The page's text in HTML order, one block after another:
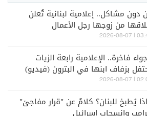
دون مشاكل.. إعلامية لبنانية تُعلن
من زوجها رجل الأعمال
03:42 |
فاخرة.. الإعلامية رابعة الزيات
بزفاف ابنها في البترون (فيديو)
02:07 |
يُطبخ للبنان؟ كلامٌ عن "قرار مفاجئ"
وانسحاب إسرائيل